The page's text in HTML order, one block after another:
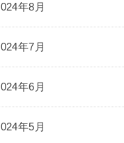
年8月
年7月
年6月
年5月